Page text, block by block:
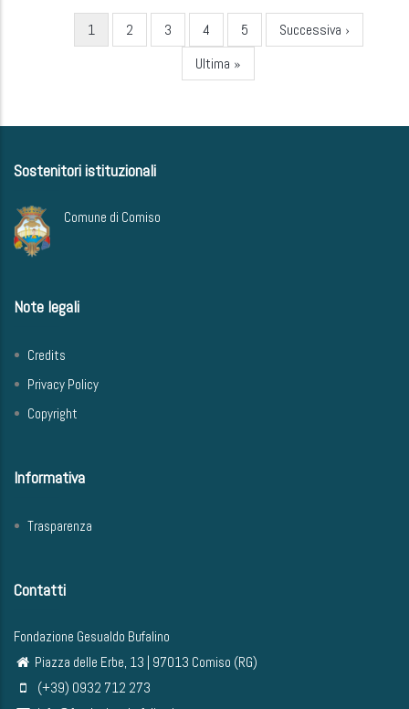
Current
page
1 Page
2 Page
3 Page
4 Page
5
Next
page
Successiva ›
Last
page
Ultima »
Sostenitori istituzionali
Comune di Comiso
Note legali
Credits
Privacy Policy
Copyright
Informativa
Trasparenza
Contatti
Fondazione Gesualdo Bufalino
Piazza delle Erbe, 13 | 97013 Comiso (RG)
(+39) 0932 712 273